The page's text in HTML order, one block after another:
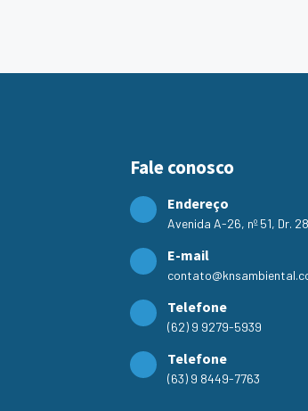
Fale conosco
Endereço
Avenida A-26, nº 51, Dr.
E-mail
Telefone
(62) 9 9279-5939
Telefone
(63) 9 8449-7763